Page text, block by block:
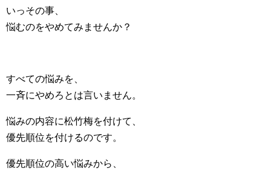
いっその事、
悩むのをやめてみませんか？
すべての悩みを、
一斉にやめろとは言いません。
悩みの内容に松竹梅を付けて、
優先順位を付けるのです。
優先順位の高い悩みから、